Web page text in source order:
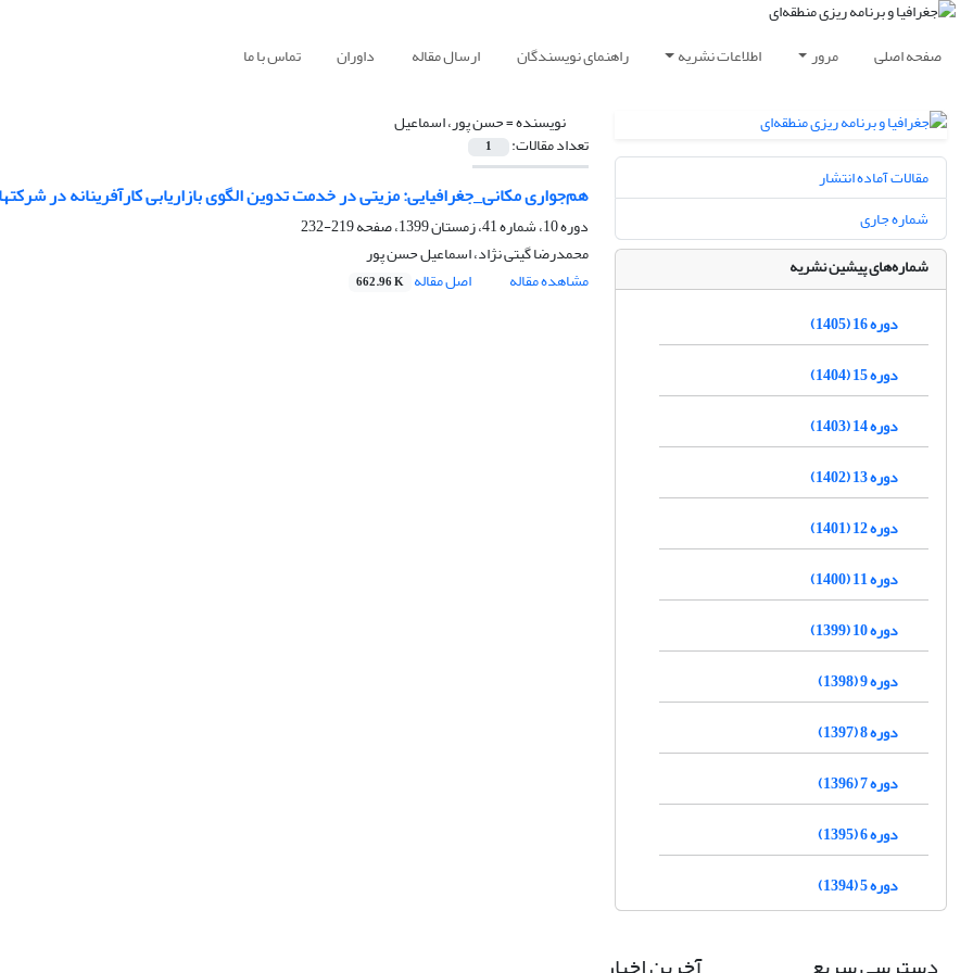
صفحه اصلی مرور اطلاعات نشریه راهنمای نویسندگان ارسال مقاله داوران تماس با ما
نویسنده =حسن پور، اسماعیل
تعداد مقالات: 1
هم‌جواری مکانی_جغرافیایی: مزیتی در خدمت تدوین الگوی بازاریابی کارآفرینانه در
دوره 10، شماره 41، زمستان 1399، صفحه
219-232
محمدرضا گیتی نژاد، اسماعیل حسن پور
مشاهده مقاله
اصل مقاله 662.96 K
مقالات آماده انتشار
شماره جاری
شماره‌های پیشین نشریه
دوره 16 (1405)
دوره 15 (1404)
دوره 14 (1403)
دوره 13 (1402)
دوره 12 (1401)
دوره 11 (1400)
دوره 10 (1399)
دوره 9 (1398)
دوره 8 (1397)
دوره 7 (1396)
دوره 6 (1395)
دوره 5 (1394)